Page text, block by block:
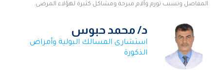
المفاصل وتسبب تورم وآلام مبرحة ومشاكل كثيرة لهؤلاء المرضى.
د/ محمد حبوس
استشارى المسالك البولية وأمراض
الذكورة